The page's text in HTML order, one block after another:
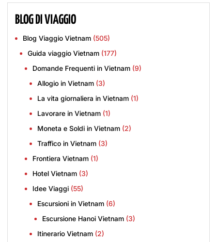
BLOG DI VIAGGIO
Blog Viaggio Vietnam (505)
Guida viaggio Vietnam (177)
Domande Frequenti in Vietnam (9)
Allogio in Vietnam (3)
La vita giornaliera in Vietnam (1)
Lavorare in Vietnam (1)
Moneta e Soldi in Vietnam (2)
Traffico in Vietnam (3)
Frontiera Vietnam (1)
Hotel Vietnam (3)
Idee Viaggi (55)
Escursioni in Vietnam (6)
Escursione Hanoi Vietnam (3)
Itinerario Vietnam (2)